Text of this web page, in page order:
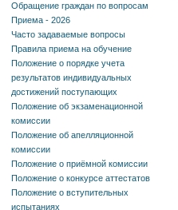
Обращение граждан по вопросам
Приема - 2026
Часто задаваемые вопросы
Правила приема на обучение
Положение о порядке учета
результатов индивидуальных
достижений поступающих
Положение об экзаменационной
комиссии
Положение об апелляционной
комиссии
Положение о приёмной комиссии
Положение о конкурсе аттестатов
Положение о вступительных
испытаниях